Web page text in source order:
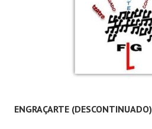
ENGRAÇARTE (DESCONTINUADO)